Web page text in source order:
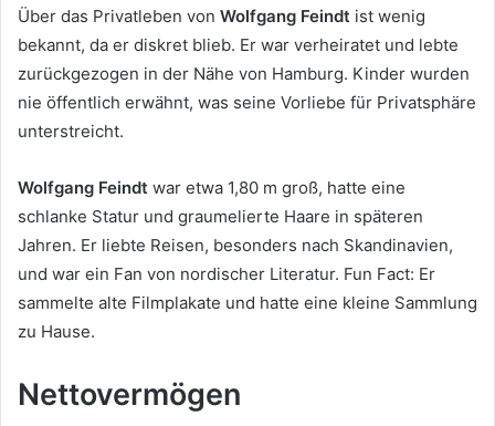
Über das Privatleben von Wolfgang Feindt ist wenig
bekannt, da er diskret blieb. Er war verheiratet und lebte
zurückgezogen in der Nähe von Hamburg. Kinder wurden
nie öffentlich erwähnt, was seine Vorliebe für Privatsphäre
unterstreicht.
Wolfgang Feindt war etwa 1,80 m groß, hatte eine
schlanke Statur und graumelierte Haare in späteren
Jahren. Er liebte Reisen, besonders nach Skandinavien,
und war ein Fan von nordischer Literatur. Fun Fact: Er
sammelte alte Filmplakate und hatte eine kleine Sammlung
zu Hause.
Nettovermögen